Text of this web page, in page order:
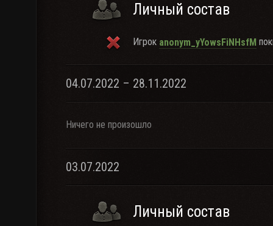
Личный состав
Игрок anonym_yYowsFiNHsfM
04.07.2022 – 28.11.2022
Ничего не произошло
03.07.2022
Личный состав